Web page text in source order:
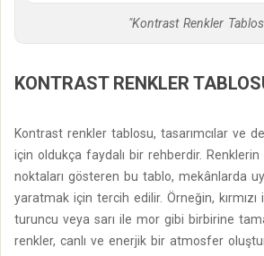
"Kontrast Renkler
KONTRAST RENKLER
Kontrast renkler tablosu, tasarımcılar ve
için oldukça faydalı bir rehberdir.
noktaları gösteren bu tablo, mekânlarda
yaratmak için tercih edilir. Örneğin,
turuncu veya sarı ile mor gibi birbirine
renkler, canlı ve enerjik bir atmosfer